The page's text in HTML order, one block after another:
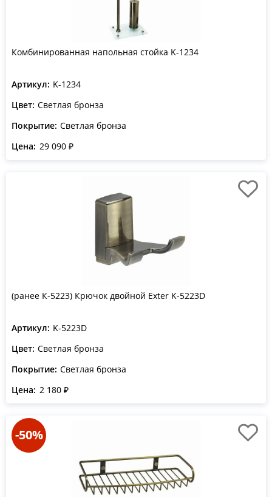
Комбинированная напольная стойка K-1234
Артикул: K-1234
Цвет: Светлая бронза
Покрытие: Светлая бронза
Цена: 29 090 ₽
(ранее К-5223) Крючок двойной Exter K-5223D
Артикул: K-5223D
Цвет: Светлая бронза
Покрытие: Светлая бронза
Цена: 2 180 ₽
-50%